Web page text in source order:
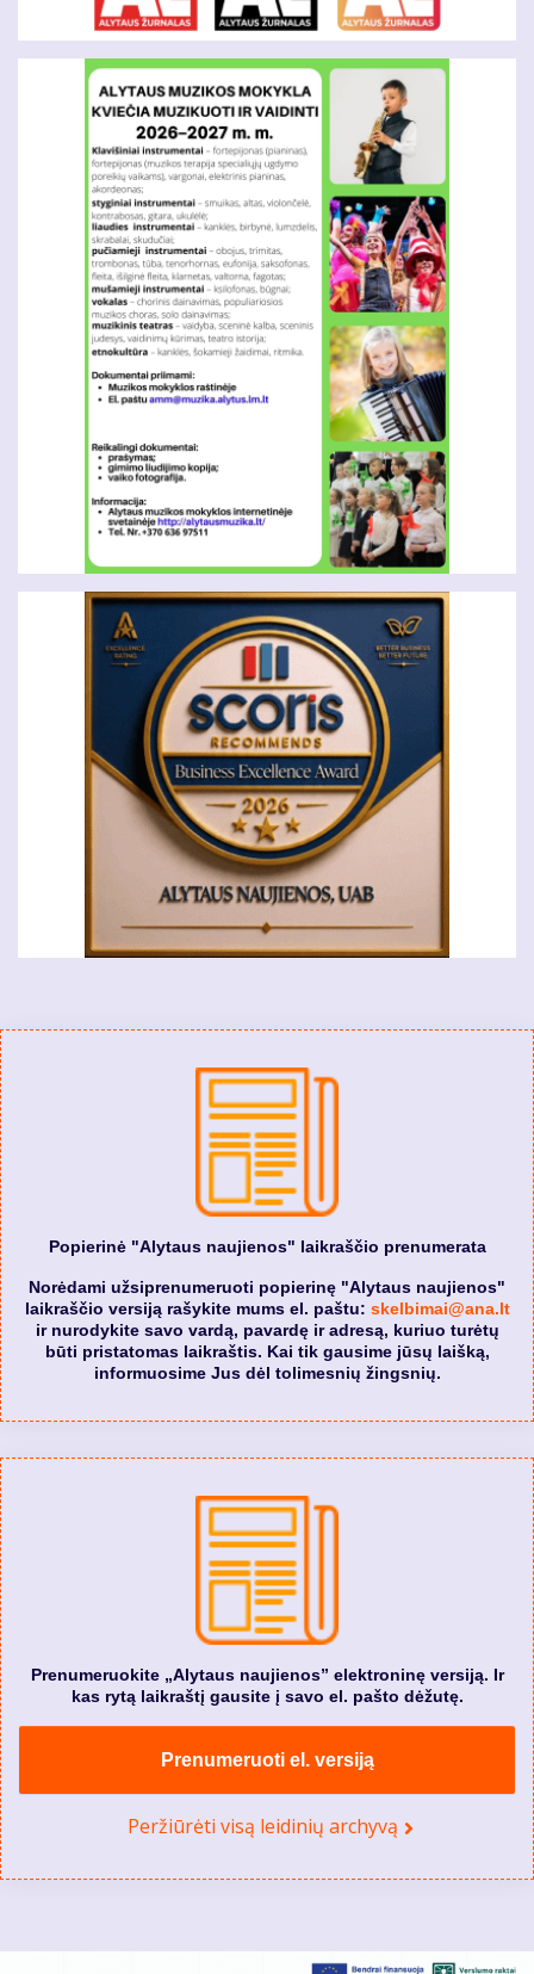
Popierinė "Alytaus naujienos" laikraščio prenumerata
Norėdami užsiprenumeruoti popierinę "Alytaus naujienos"
laikraščio versiją rašykite mums el. paštu: skelbimai@ana.lt
ir nurodykite savo vardą, pavardę ir adresą, kuriuo turėtų
būti pristatomas laikraštis. Kai tik gausime jūsų laišką,
informuosime Jus dėl tolimesnių žingsnių.
Prenumeruokite „Alytaus naujienos” elektroninę versiją. Ir
kas rytą laikraštį gausite į savo el. pašto dėžutę.
Prenumeruoti el. versiją
Peržiūrėti visą leidinių archyvą